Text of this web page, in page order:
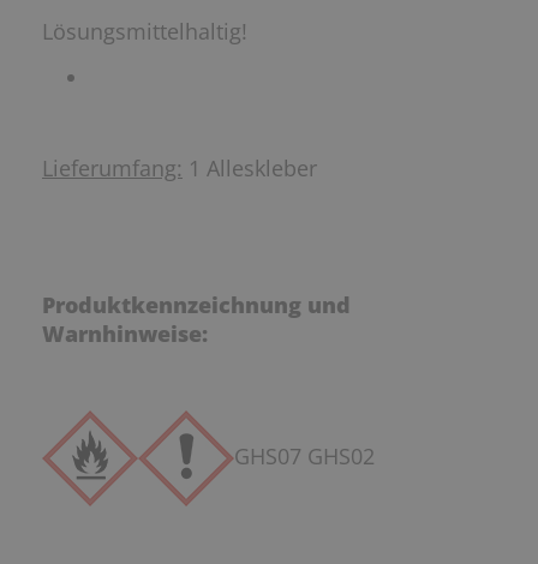
Lösungsmittelhaltig!
Lieferumfang: 1 Alleskleber
Produktkennzeichnung und
Warnhinweise:
GHS07 GHS02